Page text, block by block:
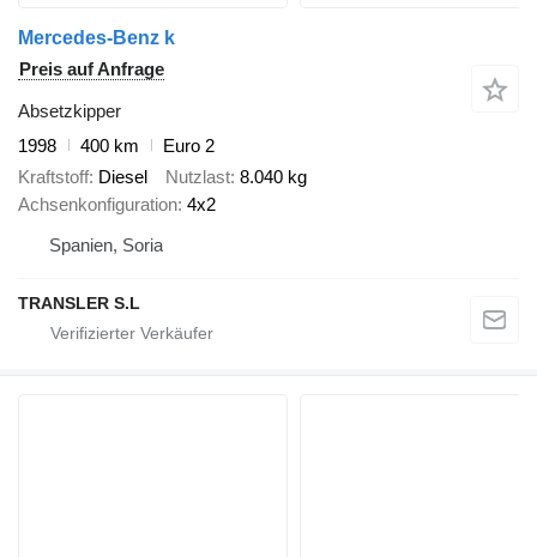
Mercedes-Benz k
Preis auf Anfrage
Absetzkipper
1998
400 km
Euro 2
Kraftstoff Diesel Nutzlast 8.040 kg
Achsenkonfiguration 4x2
Spanien, Soria
TRANSLER S.L